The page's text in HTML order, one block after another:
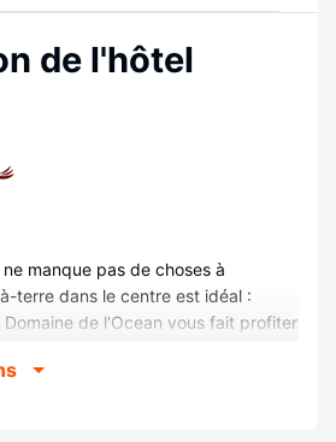
de l'hôtel
manque pas de choses à
terre dans le centre est idéal :
Domaine de l'Ocean vous fait profiter
de Biscaye et Spa du Béryl. Cette